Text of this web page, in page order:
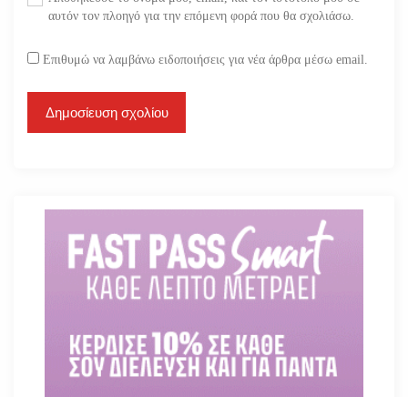
αυτόν τον πλοηγό για την επόμενη φορά που θα σχολιάσω.
Επιθυμώ να λαμβάνω ειδοποιήσεις για νέα άρθρα μέσω email.